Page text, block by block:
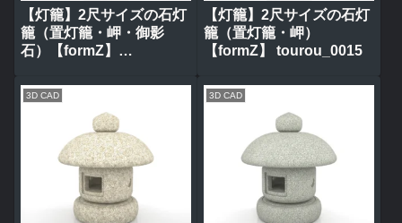
【灯籠】2尺サイズの石灯
籠（置灯籠・岬・御影
石）【formZ】
【灯籠】2尺サイズの石灯
籠（置灯籠・岬）
【formZ】 tourou_0015
3D CAD 3D CAD